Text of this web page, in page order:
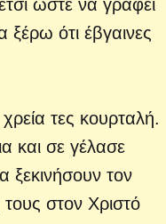
ώστε να γράφει
ότι έβγαινες
τες κουρταλή.
και σε γέλασε
ξεκινήσουν τον
στον Χριστό